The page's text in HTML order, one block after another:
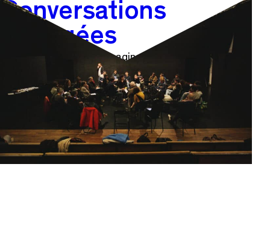
Conversations
Partagées
Ou l’art d’hybrider des imaginaires et composer des
savoirs entre artistes et·chercheur·ses.
en savoir plus